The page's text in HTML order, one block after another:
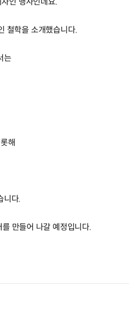
철학을 소개했습니다.
는
해
니다.
만들어 나갈 예정입니다.